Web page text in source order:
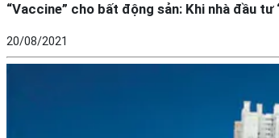
“Vaccine” cho bất động sản: Khi nhà đầu
20/08/2021